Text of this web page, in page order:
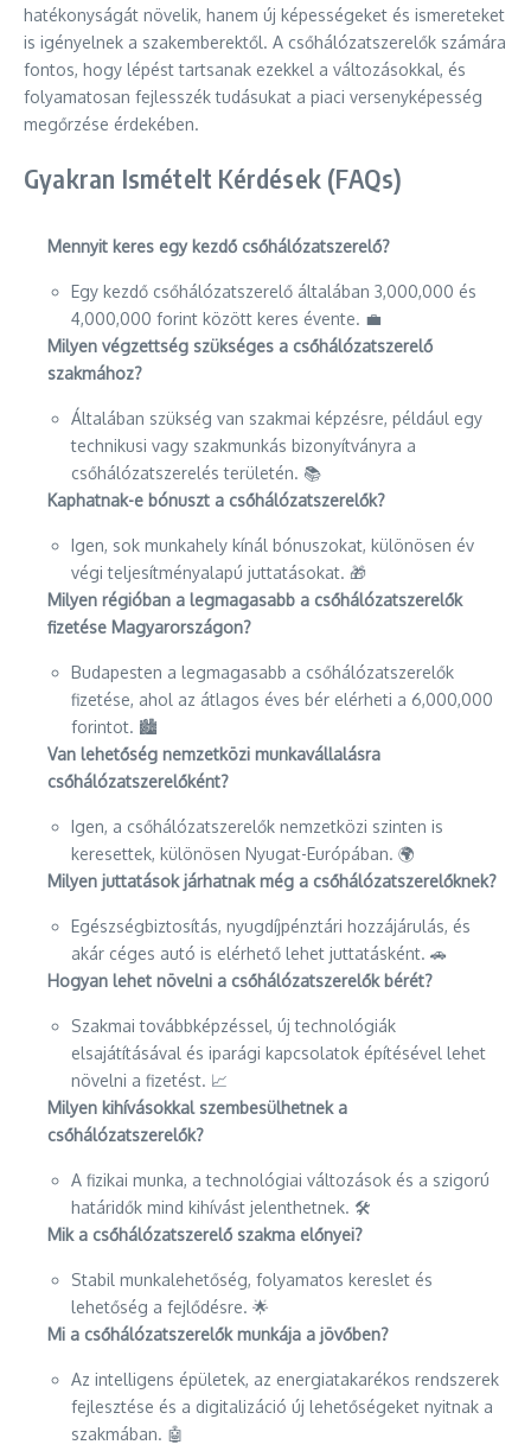
hatékonyságát növelik, hanem új képességeket és ismereteket
is igényelnek a szakemberektől. A csőhálózatszerelők számára
fontos, hogy lépést tartsanak ezekkel a változásokkal, és
folyamatosan fejlesszék tudásukat a piaci versenyképesség
megőrzése érdekében.
Gyakran Ismételt Kérdések (FAQs)
Mennyit keres egy kezdő csőhálózatszerelő?
Egy kezdő csőhálózatszerelő általában 3,000,000 és
4,000,000 forint között keres évente. 💼
Milyen végzettség szükséges a csőhálózatszerelő
szakmához?
Általában szükség van szakmai képzésre, például egy
technikusi vagy szakmunkás bizonyítványra a
csőhálózatszerelés területén. 📚
Kaphatnak-e bónuszt a csőhálózatszerelők?
Igen, sok munkahely kínál bónuszokat, különösen év
végi teljesítményalapú juttatásokat. 🎁
Milyen régióban a legmagasabb a csőhálózatszerelők
fizetése Magyarországon?
Budapesten a legmagasabb a csőhálózatszerelők
fizetése, ahol az átlagos éves bér elérheti a 6,000,000
forintot. 🏙️
Van lehetőség nemzetközi munkavállalásra
csőhálózatszerelőként?
Igen, a csőhálózatszerelők nemzetközi szinten is
keresettek, különösen Nyugat-Európában. 🌍
Milyen juttatások járhatnak még a csőhálózatszerelőknek?
Egészségbiztosítás, nyugdíjpénztári hozzájárulás, és
akár céges autó is elérhető lehet juttatásként. 🚗
Hogyan lehet növelni a csőhálózatszerelők bérét?
Szakmai továbbképzéssel, új technológiák
elsajátításával és iparági kapcsolatok építésével lehet
növelni a fizetést. 📈
Milyen kihívásokkal szembesülhetnek a
csőhálózatszerelők?
A fizikai munka, a technológiai változások és a szigorú
határidők mind kihívást jelenthetnek. 🛠️
Mik a csőhálózatszerelő szakma előnyei?
Stabil munkalehetőség, folyamatos kereslet és
lehetőség a fejlődésre. 🌟
Mi a csőhálózatszerelők munkája a jövőben?
Az intelligens épületek, az energiatakarékos rendszerek
fejlesztése és a digitalizáció új lehetőségeket nyitnak a
szakmában. 🤖